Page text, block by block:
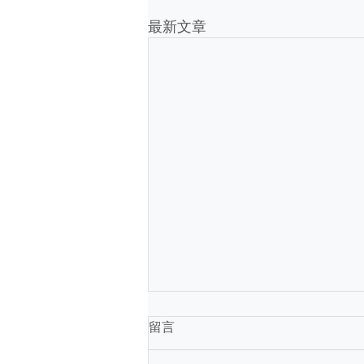
最新文章
USCIS新规强化执行，不登记
留言